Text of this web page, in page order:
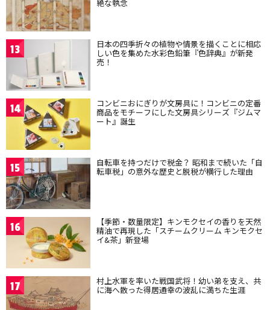
絶な執念
13 日本の四季折々の植物や情景を描くことに相応
しい色を集めた水彩色鉛筆『色辞典』が新発
売！
14 コンビニおにぎりが文房具に！コンビニの定番
商品をモチーフにした文房具シリーズ『ジムマ
ート』誕生
15 自転車を持つだけで税金？ 昭和まで続いた「自
転車税」の意外な歴史と脱税が横行した理由
16 【季節・数量限定】キンモクセイの香りを天然
精油で再現した「スチームクリーム キンモクセ
イ&茶」新登場
17 村上水軍を率いた戦国武将！幼い弟を支え、共
に海へ散った得居通幸の波乱に満ちた生涯